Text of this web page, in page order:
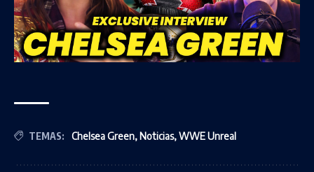
TEMAS: Chelsea Green, Noticias,WWE Unreal